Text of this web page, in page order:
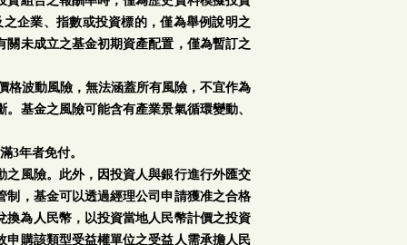
企業、指數或投資標的，僅為舉例說明之
未成立之基金初期資產配置，僅為暫訂之
格波動風險，無法涵蓋所有風險，不宜作為
基金之風險可能含有產業景氣循環變動、
3年者免付。
風險。此外，因投資人與銀行進行外匯交
，基金可以透過經理公司申請獲准之合格
為人民幣，以投資當地人民幣計價之投資
購該類型受益權單位之受益人需承擔人民